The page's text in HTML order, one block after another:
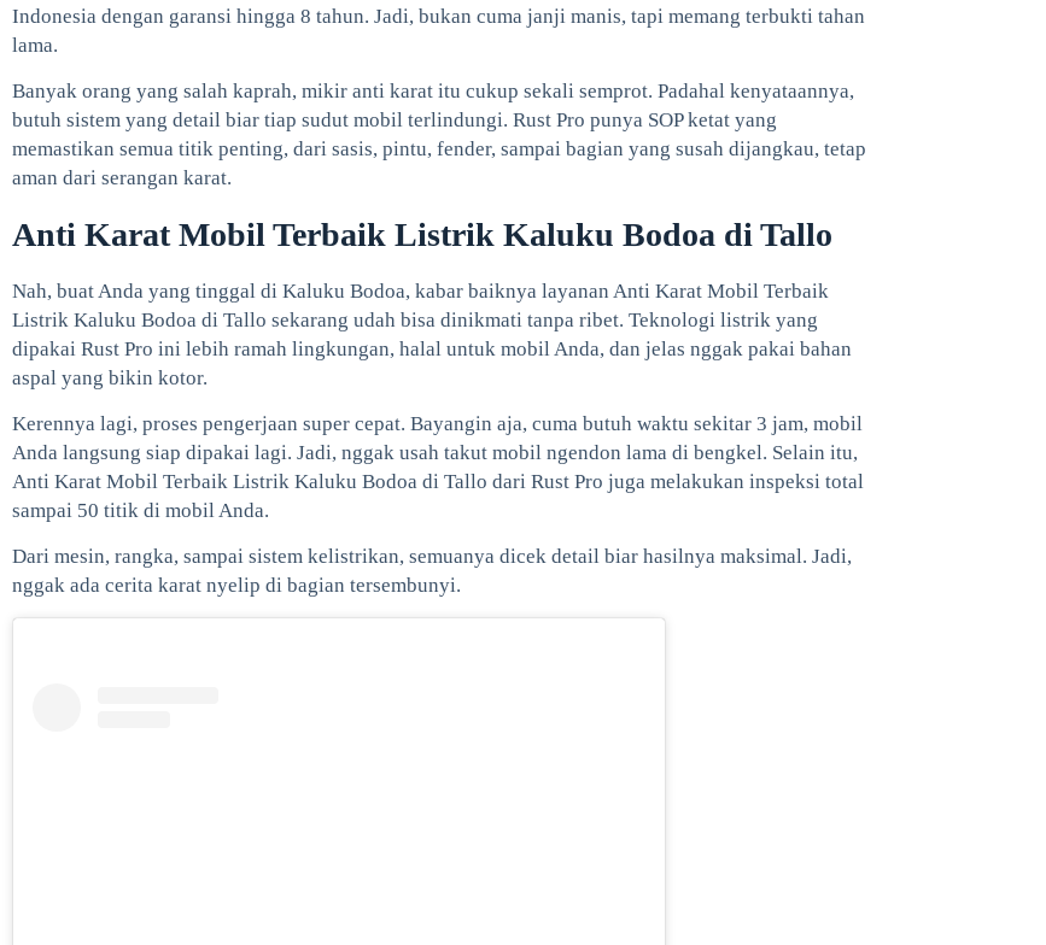
Indonesia dengan garansi hingga 8 tahun. Jadi, bukan cuma janji manis, tapi memang terbukti tahan
lama.
Banyak orang yang salah kaprah, mikir anti karat itu cukup sekali semprot. Padahal kenyataannya,
butuh sistem yang detail biar tiap sudut mobil terlindungi. Rust Pro punya SOP ketat yang
memastikan semua titik penting, dari sasis, pintu, fender, sampai bagian yang susah dijangkau, tetap
aman dari serangan karat.
Anti Karat Mobil Terbaik Listrik Kaluku Bodoa di Tallo
Nah, buat Anda yang tinggal di Kaluku Bodoa, kabar baiknya layanan Anti Karat Mobil Terbaik
Listrik Kaluku Bodoa di Tallo sekarang udah bisa dinikmati tanpa ribet. Teknologi listrik yang
dipakai Rust Pro ini lebih ramah lingkungan, halal untuk mobil Anda, dan jelas nggak pakai bahan
aspal yang bikin kotor.
Kerennya lagi, proses pengerjaan super cepat. Bayangin aja, cuma butuh waktu sekitar 3 jam, mobil
Anda langsung siap dipakai lagi. Jadi, nggak usah takut mobil ngendon lama di bengkel. Selain itu,
Anti Karat Mobil Terbaik Listrik Kaluku Bodoa di Tallo dari Rust Pro juga melakukan inspeksi total
sampai 50 titik di mobil Anda.
Dari mesin, rangka, sampai sistem kelistrikan, semuanya dicek detail biar hasilnya maksimal. Jadi,
nggak ada cerita karat nyelip di bagian tersembunyi.